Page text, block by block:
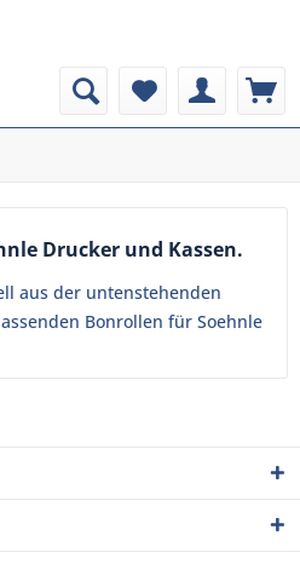
Drucker und Kassen.
aus der untenstehenden
Bonrollen für Soehnle